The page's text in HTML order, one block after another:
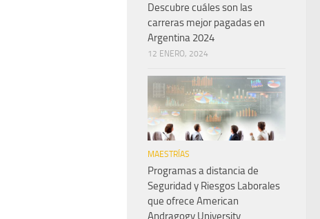
Descubre cuáles son las
carreras mejor pagadas en
Argentina 2024
12 ENERO, 2024
MAESTRÍAS
Programas a distancia de
Seguridad y Riesgos Laborales
que ofrece American
Andragogy University